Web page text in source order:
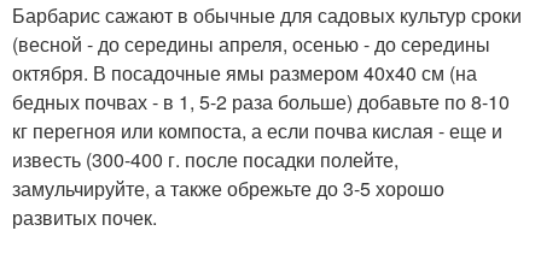
Барбарис сажают в обычные для садовых культур сроки
(весной - до середины апреля, осенью - до середины
октября. В посадочные ямы размером 40x40 см (на
бедных почвах - в 1, 5-2 раза больше) добавьте по 8-10
кг перегноя или компоста, а если почва кислая - еще и
известь (300-400 г. после посадки полейте,
замульчируйте, а также обрежьте до 3-5 хорошо
развитых почек.